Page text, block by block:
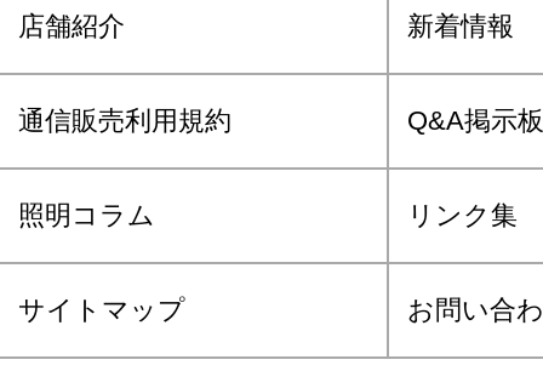
店舗紹介 新着情報
通信販売利用規約 Q&A掲示板
照明コラム リンク集
サイトマップ お問い合